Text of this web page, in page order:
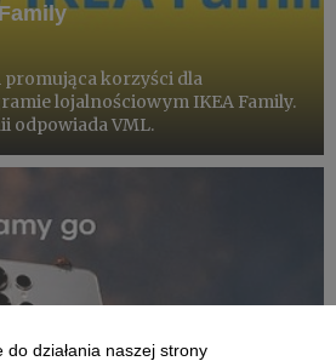
promująca korzyści dla
lojalnościowym IKEA Family.
odpowiada VML.
do działania naszej strony